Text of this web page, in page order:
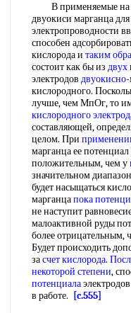
В применяемые на
двуокиси марганца
электропроводности
способен
кислорода и таким
состоит как бы из двух
электродов двуокисно-
кислородного.
лучше, чем МпОг, то
кислородного
составляющей,
целом. При
марганца ее потенциал
положительным, чем у
значительном
будет насыщаться
марганцапока
не наступит
малоактивной руды
более отрицательным,
Будет происходить
засчет кислорода.
некоторой степени,
потенциала
в работе.
[c.555]